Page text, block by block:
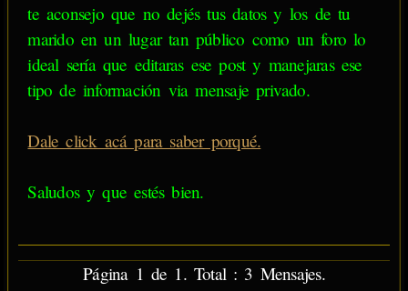
te aconsejo que no dejés tus datos y los de tu
marido en un lugar tan público como un foro lo
ideal sería que editaras ese post y manejaras ese
tipo de información via mensaje privado.
Dale click acá para saber porqué.
Saludos y que estés bien.
Página 1 de 1. Total : 3 Mensajes.